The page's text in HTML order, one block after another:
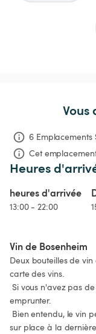
Vous
6 Emplacements
Cet
Heures
heures d'arrivée
13:00 - 22:00
Vin de Bosenheim
Deux bouteilles de
carte des vins.
emprunter.
sur place à la